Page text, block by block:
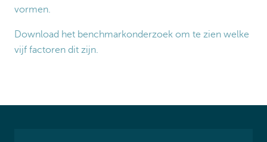
vormen.
Download het benchmarkonderzoek om te zien welke
vijf factoren dit zijn.